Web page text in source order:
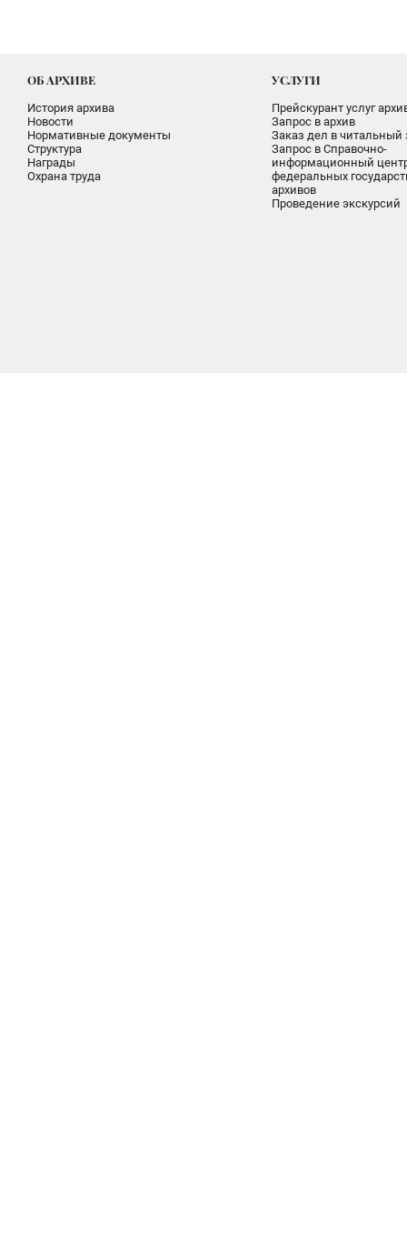
ОБ АРХИВЕ
История архива
Новости
Нормативные документы
Структура
Награды
Охрана труда
УСЛУГИ
Прейскурант услуг
Запрос в архив
Заказ дел в читальный
Запрос в Справочно-
информационный
федеральных
архивов
Проведение экскурсий